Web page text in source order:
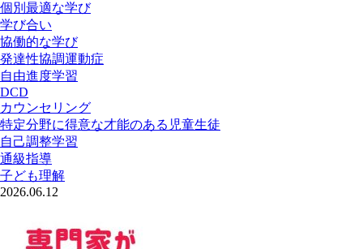
個別最適な学び
学び合い
協働的な学び
発達性協調運動症
自由進度学習
DCD
カウンセリング
特定分野に得意な才能のある児童生徒
自己調整学習
通級指導
子ども理解
2026.06.12